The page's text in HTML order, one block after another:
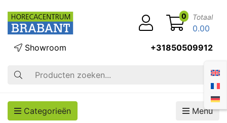
Zoek op
Showroom +31850509912
0 Totaal
0.00
Categorieën Menu